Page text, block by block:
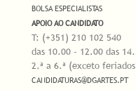
BOLSA ESPECIALISTAS
APOIO AO CANDIDATO
T: (+351) 210 102 540
das 10.00 - 12.00 das
2.ª a 6.ª (exceto
CANDIDATURAS@DGARTES.PT